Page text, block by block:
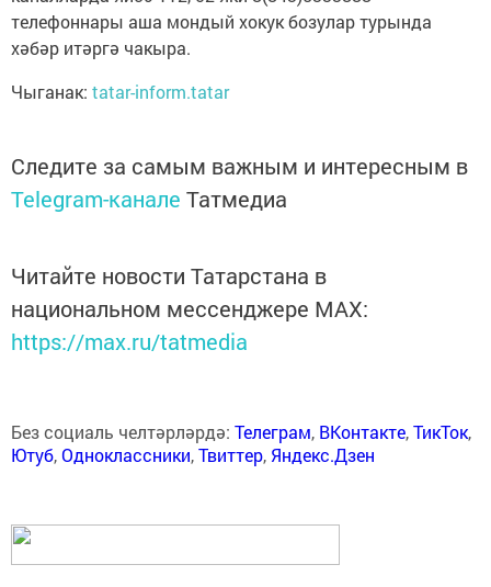
телефоннары аша мондый хокук бозулар турында
хәбәр итәргә чакыра.
Чыганак: tatar-inform.tatar
Следите за самым важным и интересным в
Telegram-канале Татмедиа
Читайте новости Татарстана в
национальном мессенджере MАХ:
https://max.ru/tatmedia
Без социаль челтәрләрдә: Телеграм, ВКонтакте,ТикТок,
Ютуб,Одноклассники,Твиттер, Яндекс.Дзен